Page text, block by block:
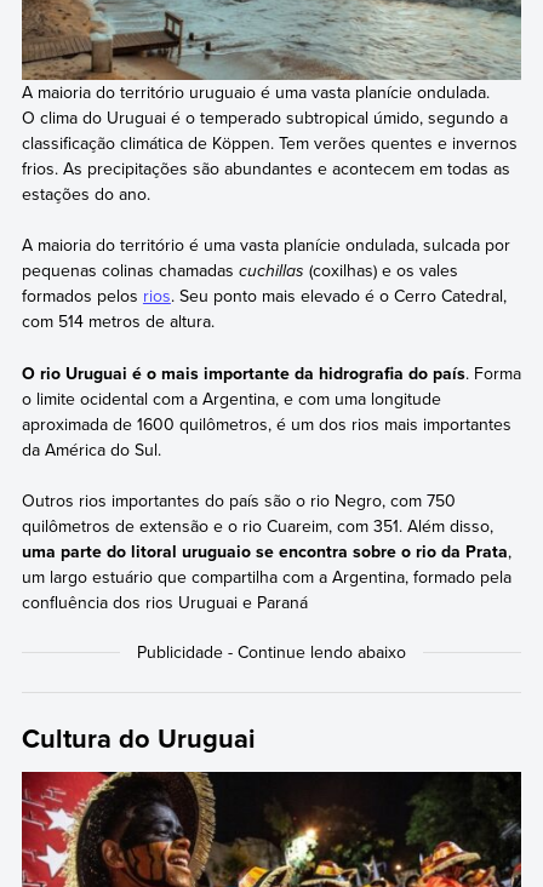
A maioria do território uruguaio é uma vasta planície ondulada.
O clima do Uruguai é o temperado subtropical úmido, segundo a
classificação climática de Köppen. Tem verões quentes e invernos
frios. As precipitações são abundantes e acontecem em todas as
estações do ano.
A maioria do território é uma vasta planície ondulada, sulcada por
pequenas colinas chamadas cuchillas (coxilhas) e os vales
formados pelos rios. Seu ponto mais elevado é o Cerro Catedral,
com 514 metros de altura.
O rio Uruguai é o mais importante da hidrografia do país. Forma
o limite ocidental com a Argentina, e com uma longitude
aproximada de 1600 quilômetros, é um dos rios mais importantes
da América do Sul.
Outros rios importantes do país são o rio Negro, com 750
quilômetros de extensão e o rio Cuareim, com 351. Além disso,
uma parte do litoral uruguaio se encontra sobre o rio da Prata,
um largo estuário que compartilha com a Argentina, formado pela
confluência dos rios Uruguai e Paraná
Cultura do Uruguai